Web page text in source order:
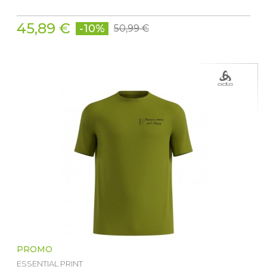
45,89 € -10% 50,99 €
PROMO
ESSENTIAL PRINT